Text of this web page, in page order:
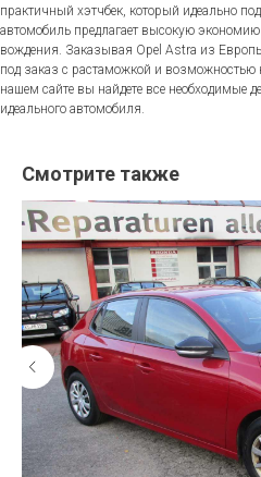
практичный хэтчбек, который идеально
автомобиль предлагает высокую
вождения. Заказывая Opel Astra из
под заказ с растаможкой и
нашем сайте вы найдете все необходимые
идеального автомобиля.
Смотрите также